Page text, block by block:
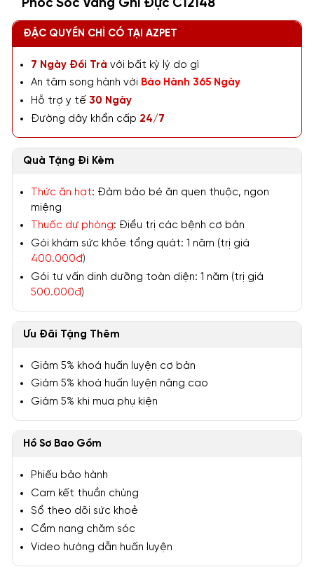
Phốc Sóc Vàng Ghi Đực C12148
ĐẶC QUYỀN CHỈ CÓ TẠI AZPET
7 Ngày Đổi Trả với bất kỳ lý do gì
An tâm song hành với Bảo Hành 365 Ngày
Hỗ trợ y tế 30 Ngày
Đường dây khẩn cấp 24/7
Quà Tặng Đi Kèm
Thức ăn hạt: Đảm bảo bé ăn quen thuộc, ngon
miệng
Thuốc dự phòng: Điều trị các bệnh cơ bản
Gói khám sức khỏe tổng quát: 1 năm (trị giá
400.000đ)
Gói tư vấn dinh dưỡng toàn diện: 1 năm (trị giá
500.000đ)
Ưu Đãi Tặng Thêm
Giảm 5% khoá huấn luyện cơ bản
Giảm 5% khoá huấn luyện nâng cao
Giảm 5% khi mua phụ kiện
Hồ Sơ Bao Gồm
Phiếu bảo hành
Cam kết thuần chủng
Sổ theo dõi sức khoẻ
Cẩm nang chăm sóc
Video hướng dẫn huấn luyện